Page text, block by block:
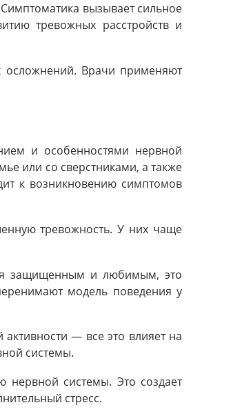
вызывает сильное
тревожных расстройств и
осложнений. Врачи применяют
и особенностями нервной
или со сверстниками, а также
к возникновению симптомов
тревожность. У них чаще
защищенным и любимым, это
модель поведения у
— все это влияет на
системы.
нервной системы. Это создает
стресс.